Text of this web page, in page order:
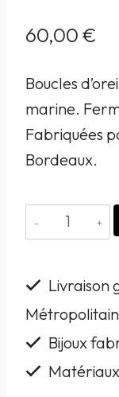
60,00€
Boucles
marine.
Fabriquées
Bordeaux.
quantité
de
d'oreille
Arte
Fact
avec
Livraison
Bijoux